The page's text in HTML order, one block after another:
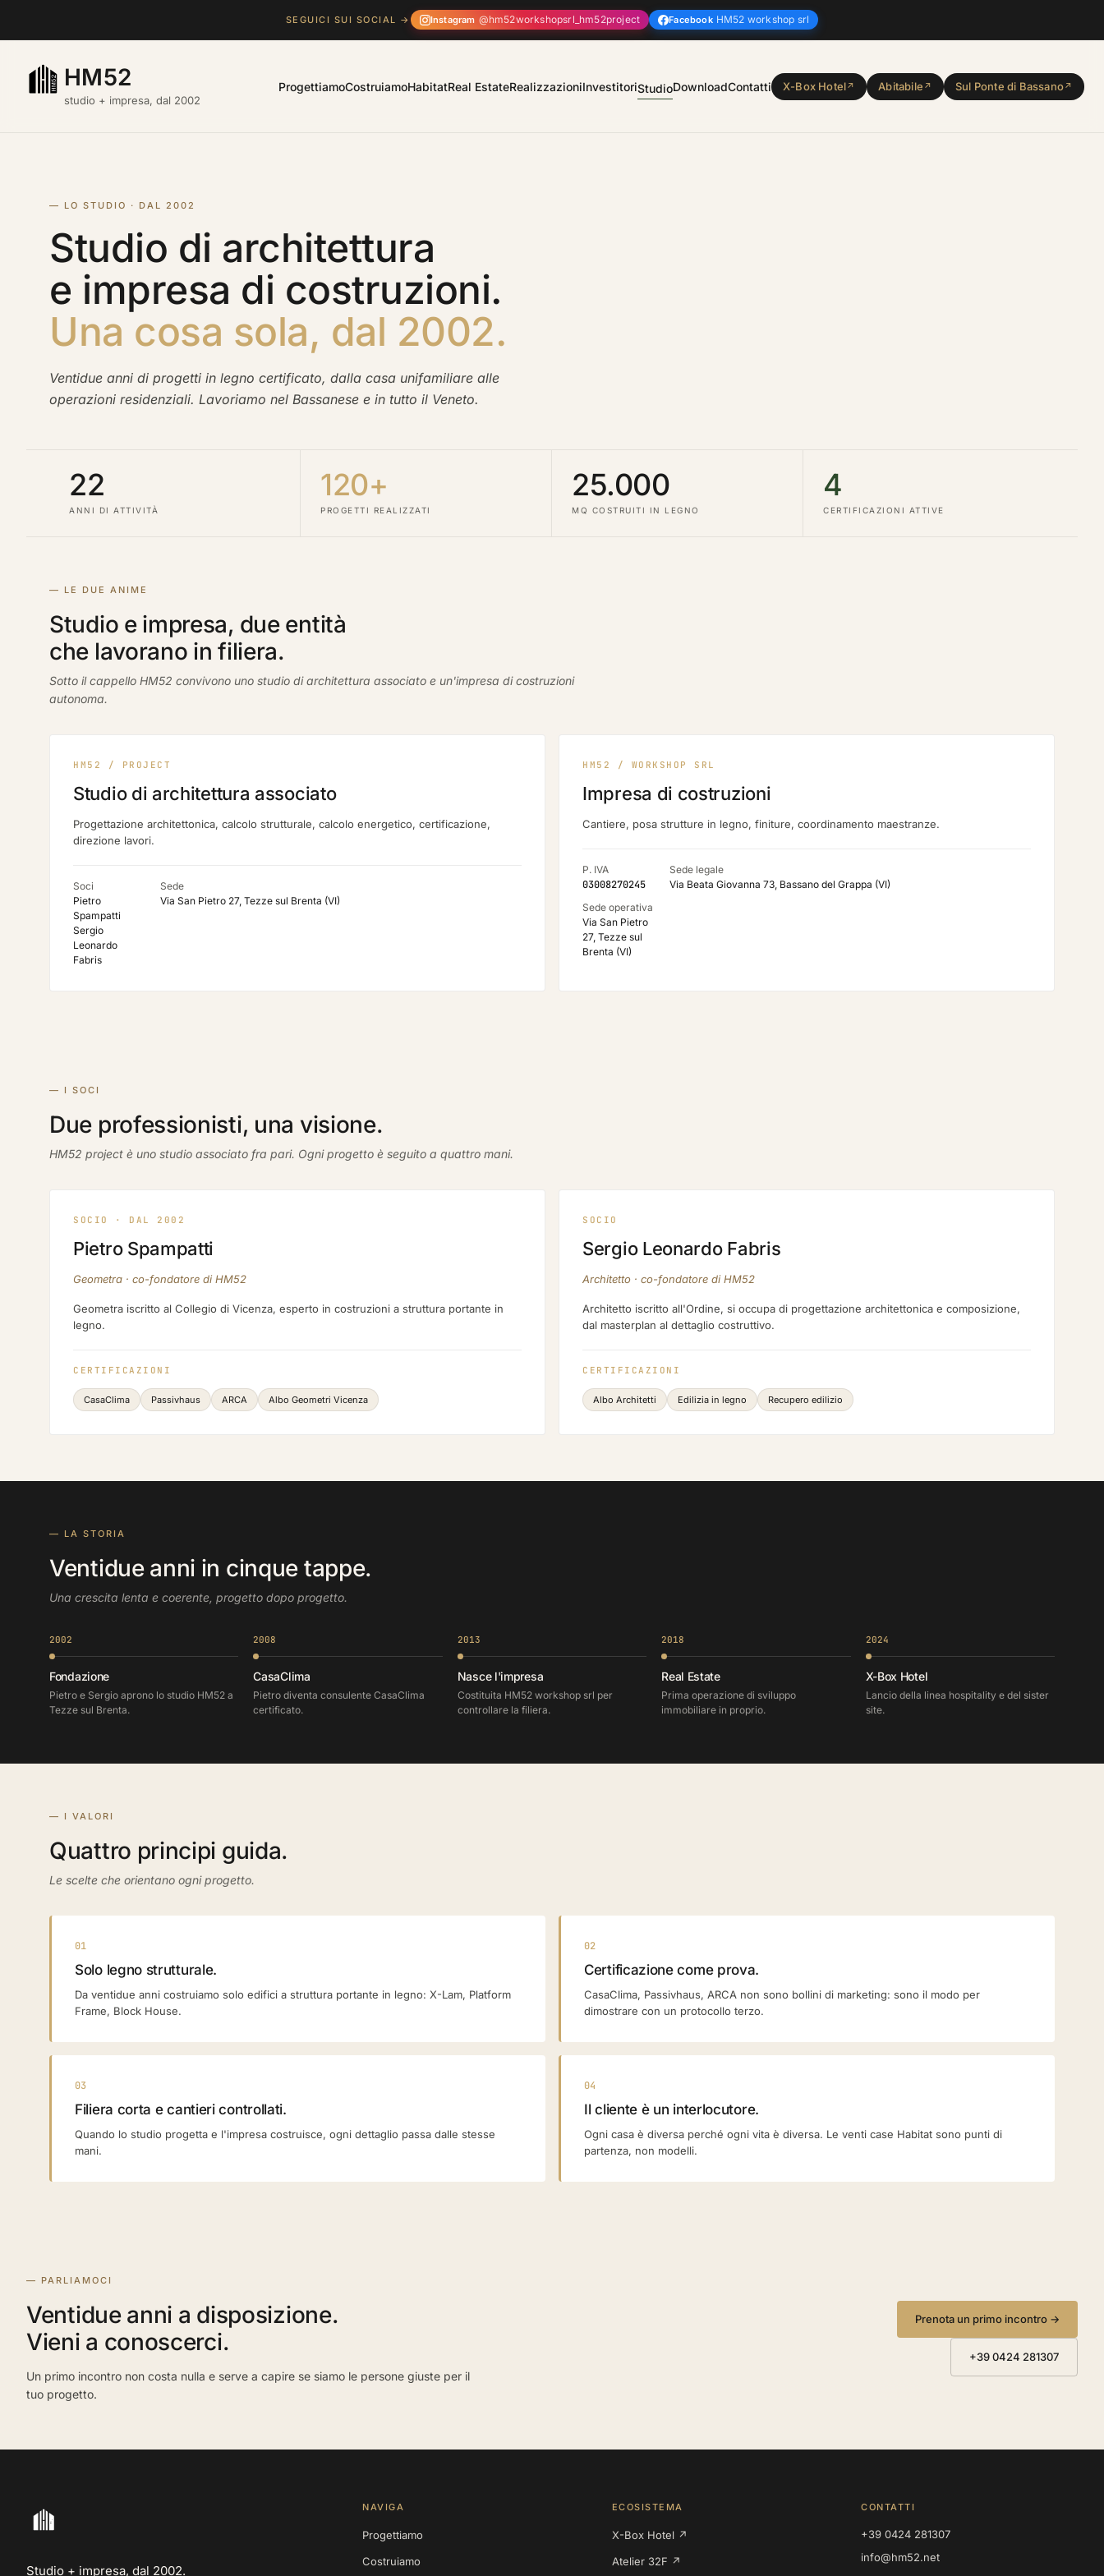
SEGUICI SUI SOCIAL → Instagram @hm52workshopsrl_hm52project Facebook HM52 workshop srl
HM52
studio + impresa, dal 2002
ProgettiamoCostruiamoHabitatReal EstateRealizzazioniInvestitoriStudioDownloadContatti X-Box Hotel↗ Abitabile ↗ Sul Ponte di Bassano↗
— LO STUDIO · DAL 2002
Studio di architettura
e impresa di costruzioni.
Una cosa sola, dal 2002.
Ventidue anni di progetti in legno certificato, dalla casa unifamiliare alle
operazioni residenziali. Lavoriamo nel Bassanese e in tutto il Veneto.
22
ANNI DI ATTIVITÀ
120+
PROGETTI REALIZZATI
25.000
MQ COSTRUITI IN LEGNO
4
CERTIFICAZIONI ATTIVE
— LE DUE ANIME
Studio e impresa, due entità
che lavorano in filiera.
Sotto il cappello HM52 convivono uno studio di architettura associato e un'impresa di costruzioni
autonoma.
HM52 / PROJECT
Studio di architettura associato
Progettazione architettonica, calcolo strutturale, calcolo energetico, certificazione,
direzione lavori.
Soci
Pietro
Spampatti
Sergio
Leonardo
Fabris
Sede
Via San Pietro 27, Tezze sul Brenta (VI)
HM52 / WORKSHOP SRL
Impresa di costruzioni
Cantiere, posa strutture in legno, finiture, coordinamento maestranze.
P. IVA
03008270245
Sede legale
Via Beata Giovanna 73, Bassano del Grappa (VI)
Sede operativa
Via San Pietro
27, Tezze sul
Brenta (VI)
— I SOCI
Due professionisti, una visione.
HM52 project è uno studio associato fra pari. Ogni progetto è seguito a quattro mani.
SOCIO · DAL 2002
Pietro Spampatti
Geometra · co-fondatore di HM52
Geometra iscritto al Collegio di Vicenza, esperto in costruzioni a struttura portante in
legno.
CERTIFICAZIONI
CasaClima Passivhaus ARCA Albo Geometri Vicenza
SOCIO
Sergio Leonardo Fabris
Architetto · co-fondatore di HM52
Architetto iscritto all'Ordine, si occupa di progettazione architettonica e composizione,
dal masterplan al dettaglio costruttivo.
CERTIFICAZIONI
Albo Architetti Edilizia in legno Recupero edilizio
— LA STORIA
Ventidue anni in cinque tappe.
Una crescita lenta e coerente, progetto dopo progetto.
2002
Fondazione
Pietro e Sergio aprono lo studio HM52 a
Tezze sul Brenta.
2008
CasaClima
Pietro diventa consulente CasaClima
certificato.
2013
Nasce l'impresa
Costituita HM52 workshop srl per
controllare la filiera.
2018
Real Estate
Prima operazione di sviluppo
immobiliare in proprio.
2024
X-Box Hotel
Lancio della linea hospitality e del sister
site.
— I VALORI
Quattro principi guida.
Le scelte che orientano ogni progetto.
01
Solo legno strutturale.
Da ventidue anni costruiamo solo edifici a struttura portante in legno: X-Lam, Platform
Frame, Block House.
02
Certificazione come prova.
CasaClima, Passivhaus, ARCA non sono bollini di marketing: sono il modo per
dimostrare con un protocollo terzo.
03
Filiera corta e cantieri controllati.
Quando lo studio progetta e l'impresa costruisce, ogni dettaglio passa dalle stesse
mani.
04
Il cliente è un interlocutore.
Ogni casa è diversa perché ogni vita è diversa. Le venti case Habitat sono punti di
partenza, non modelli.
— PARLIAMOCI
Ventidue anni a disposizione.
Vieni a conoscerci.
Un primo incontro non costa nulla e serve a capire se siamo le persone giuste per il
tuo progetto.
Prenota un primo incontro →
+39 0424 281307
Studio + impresa, dal 2002.
NAVIGA
Progettiamo
Costruiamo
ECOSISTEMA
X-Box Hotel ↗
Atelier 32F ↗
CONTATTI
+39 0424 281307
info@hm52.net